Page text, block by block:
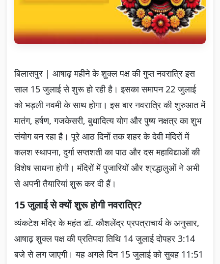
बिलासपुर | आषाढ़ महीने के शुक्ल पक्ष की गुप्त नवरात्रि इस
साल 15 जुलाई से शुरू हो रही है। इसका समापन 22 जुलाई
को भड़ली नवमी के साथ होगा। इस बार नवरात्रि की शुरुआत में
मातंग, हर्षण, गजकेसरी, बुधादित्य योग और पुष्य नक्षत्र का शुभ
संयोग बन रहा है। पूरे आठ दिनों तक शहर के देवी मंदिरों में
कलश स्थापना, दुर्गा सप्तशती का पाठ और दस महाविद्याओं की
विशेष साधना होगी। मंदिरों में पुजारियों और श्रद्धालुओं ने अभी
से अपनी तैयारियां शुरू कर दी हैं।
15 जुलाई से क्यों शुरू होगी नवरात्रि?
व्यंकटेश मंदिर के महंत डॉ. कौशलेंद्र प्रपत्राचार्य के अनुसार,
आषाढ़ शुक्ल पक्ष की प्रतिपदा तिथि 14 जुलाई दोपहर 3:14
बजे से लग जाएगी। यह अगले दिन 15 जुलाई को सुबह 11:51